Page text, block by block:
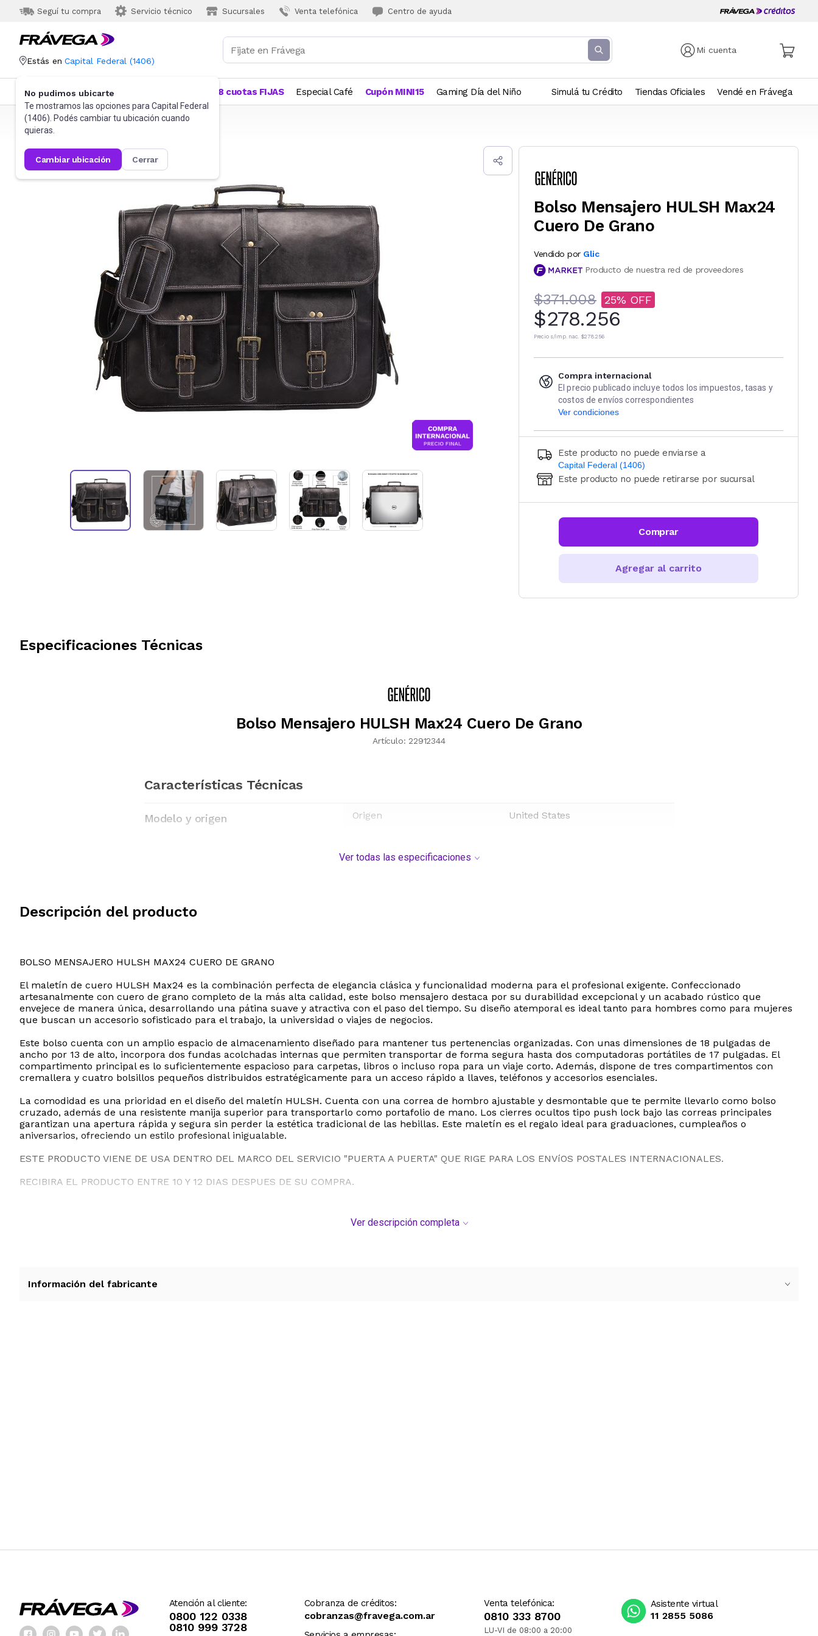
Seguí tu compra Servicio técnico Sucursales Venta telefónica Centro de ayuda
Mi cuenta
Estás en Capital Federal (1406)
No pudimos ubicarte
Te mostramos las opciones para Capital Federal
(1406). Podés cambiar tu ubicación cuando
quieras.
cambiar ubicación cerrar
Categorías Más Vendidos 18 cuotas FIJAS Especial Café Cupón MINI15 Gaming Día del Niño Simulá tu Crédito Tiendas Oficiales Vendé en Frávega
Frávega Indumentaria Accesorios Portafolios
Bolso Mensajero HULSH Max24
Cuero De Grano
Vendido por Glic
Producto de nuestra red de proveedores
$371.008 25
$278.256
Precio s/imp. nac. $278.256
Compra internacional
El precio publicado incluye todos los impuestos, tasas y
costos de envíos correspondientes
Ver condiciones
Este producto no puede enviarse a
Capital Federal (1406)
Ingresá código postal (sólo números)
CALCULAR
Este producto no puede retirarse por sucursal
Comprar
Agregar al carrito
Especificaciones Técnicas
Bolso Mensajero HULSH Max24 Cuero De Grano
Artículo: 22912344
Características Técnicas
Modelo y origen Origen United States
Ver todas las especificaciones
Descripción del producto
BOLSO MENSAJERO HULSH MAX24 CUERO DE GRANO
El maletín de cuero HULSH Max24 es la combinación perfecta de elegancia clásica y funcionalidad moderna para el profesional exigente. Confeccionado
artesanalmente con cuero de grano completo de la más alta calidad, este bolso mensajero destaca por su durabilidad excepcional y un acabado rústico que
envejece de manera única, desarrollando una pátina suave y atractiva con el paso del tiempo. Su diseño atemporal es ideal tanto para hombres como para mujeres
que buscan un accesorio sofisticado para el trabajo, la universidad o viajes de negocios.
Este bolso cuenta con un amplio espacio de almacenamiento diseñado para mantener tus pertenencias organizadas. Con unas dimensiones de 18 pulgadas de
ancho por 13 de alto, incorpora dos fundas acolchadas internas que permiten transportar de forma segura hasta dos computadoras portátiles de 17 pulgadas. El
compartimento principal es lo suficientemente espacioso para carpetas, libros o incluso ropa para un viaje corto. Además, dispone de tres compartimentos con
cremallera y cuatro bolsillos pequeños distribuidos estratégicamente para un acceso rápido a llaves, teléfonos y accesorios esenciales.
La comodidad es una prioridad en el diseño del maletín HULSH. Cuenta con una correa de hombro ajustable y desmontable que te permite llevarlo como bolso
cruzado, además de una resistente manija superior para transportarlo como portafolio de mano. Los cierres ocultos tipo push lock bajo las correas principales
garantizan una apertura rápida y segura sin perder la estética tradicional de las hebillas. Este maletín es el regalo ideal para graduaciones, cumpleaños o
aniversarios, ofreciendo un estilo profesional inigualable.
ESTE PRODUCTO VIENE DE USA DENTRO DEL MARCO DEL SERVICIO "PUERTA A PUERTA" QUE RIGE PARA LOS ENVíOS POSTALES INTERNACIONALES.
RECIBIRA EL PRODUCTO ENTRE 10 Y 12 DIAS DESPUES DE SU COMPRA.
Ver descripción completa
Información del fabricante
Atención al cliente:
0800 122 0338
0810 999 3728
Cobranza de créditos:
cobranzas@fravega.com.ar
Venta telefónica:
0810 333 8700
LU-VI de 08:00 a 20:00
Asistente virtual
11 2855 5086